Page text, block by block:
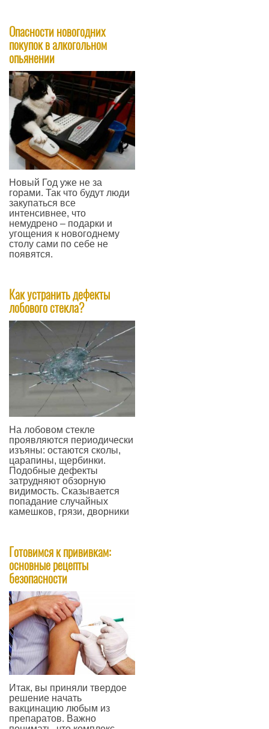
Опасности новогодних
покупок в алкогольном
опьянении
​Новый Год уже не за
горами. Так что будут люди
закупаться все
интенсивнее, что
немудрено – подарки и
угощения к новогоднему
столу сами по себе не
появятся.
Как устранить дефекты
лобового стекла?
​На лобовом стекле
проявляются периодически
изъяны: остаются сколы,
царапины, щербинки.
Подобные дефекты
затрудняют обзорную
видимость. Сказывается
попадание случайных
камешков, грязи, дворники
Готовимся к прививкам:
основные рецепты
безопасности
Итак, вы приняли твердое
решение начать
вакцинацию любым из
препаратов. Важно